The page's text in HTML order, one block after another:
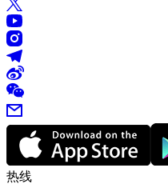
热线